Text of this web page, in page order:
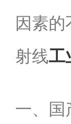
因素
射线工
一、国